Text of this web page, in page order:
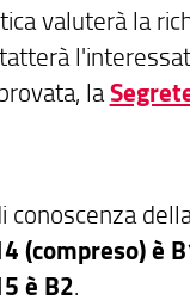
valuterà la
la
conoscenza
(compreso) è
è B2.